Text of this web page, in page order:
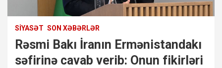
SIYASƏT SON XƏBƏRLƏR
Rəsmi Bakı İranın Ermənistandakı
səfirinə cavab verib: Onun fikirləri